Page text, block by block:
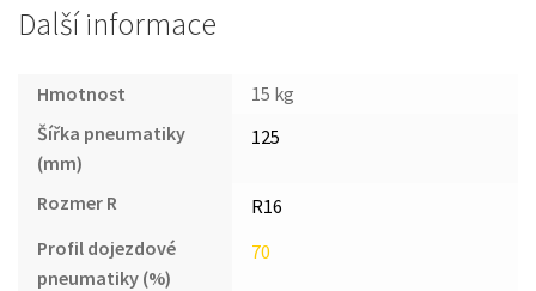
Další informace
Hmotnost
15 kg
Šířka pneumatiky
(mm)
125
Rozmer R
R16
Profil dojezdové
pneumatiky (%)
70